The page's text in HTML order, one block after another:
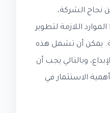
نجاح الشركة،
اللازمة لتطوير
يمكن أن تشمل هذه
وبالتالي يجب أن
الاستثمار في